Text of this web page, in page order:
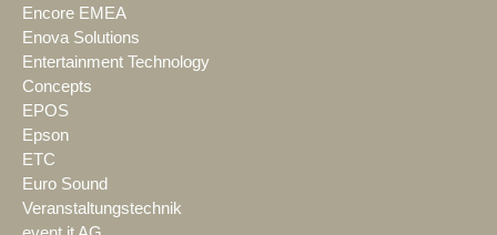
Encore EMEA
Enova Solutions
Entertainment Technology
Concepts
EPOS
Epson
ETC
Euro Sound
Veranstaltungstechnik